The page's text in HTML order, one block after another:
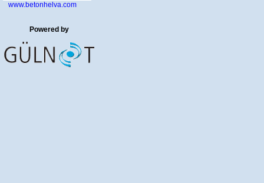
www.betonhelva.com
Powered by